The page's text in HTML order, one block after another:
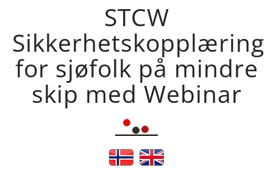
STCW
Sikkerhetskopplæring
for sjøfolk på mindre
skip med Webinar